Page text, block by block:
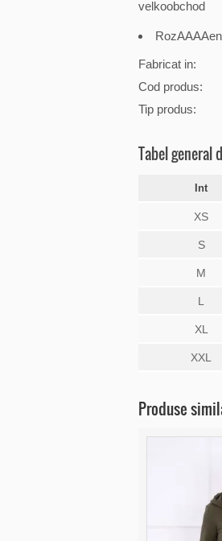
velkoobchod
Fabricat in:
Cod produs:
Tip produs:
Tabel general
Int
XS
S
M
L
XL
XXL
Produse